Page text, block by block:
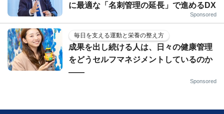
に最適な「名刺管理の延長」で進めるDX
Sponsored
毎日を支える運動と栄養の整え方
成果を出し続ける人は、日々の健康管理
をどうセルフマネジメントしているのか
——
Sponsored